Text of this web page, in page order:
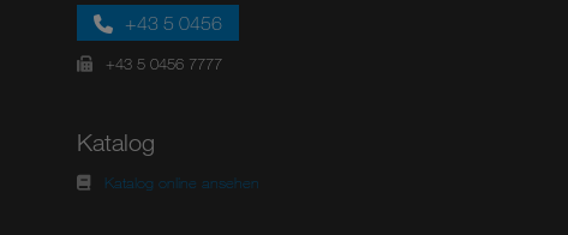
+43 5 0456
+43 5 0456 7777
Katalog
Katalog online ansehen